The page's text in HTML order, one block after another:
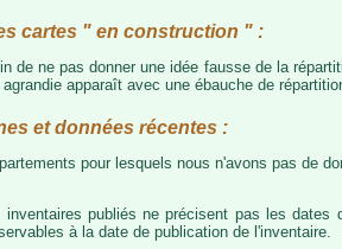
cartes " en construction " :
de ne pas donner une idée fausse de la
apparaît avec une ébauche de
et données récentes :
pour lesquels nous n'avons pas de
publiés ne précisent pas les
à la date de publication de l'inventaire.